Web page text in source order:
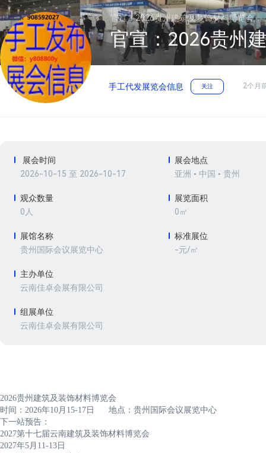
官宣：2026贵州建筑及装饰材料博览会
官宣：2026贵州
手工代发展览会信息 关注 2个月
展会时间
2026-10-15 至 2026-10-17
展会地点
亚洲 • 中国 • 贵州
观众数量
0人
展览面积
0㎡
展馆名称
贵州国际会议展览中心
标准展位
-元/㎡
主办单位
云南佳卓会展有限公司
组展单位
云南佳卓会展有限公司
2026贵州建筑及装饰材料博览会
时间：2026年10月15-17日 地点：贵州国际会议展览中心
下一站预告：
2027第十七届云南建筑及装饰材料博览会
2027年5月11-13日